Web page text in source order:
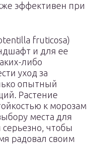
эффективен при
fruticosa)
и для ее
либо
уход за
опытный
Растение
к морозам
места для
чтобы
радовал своим